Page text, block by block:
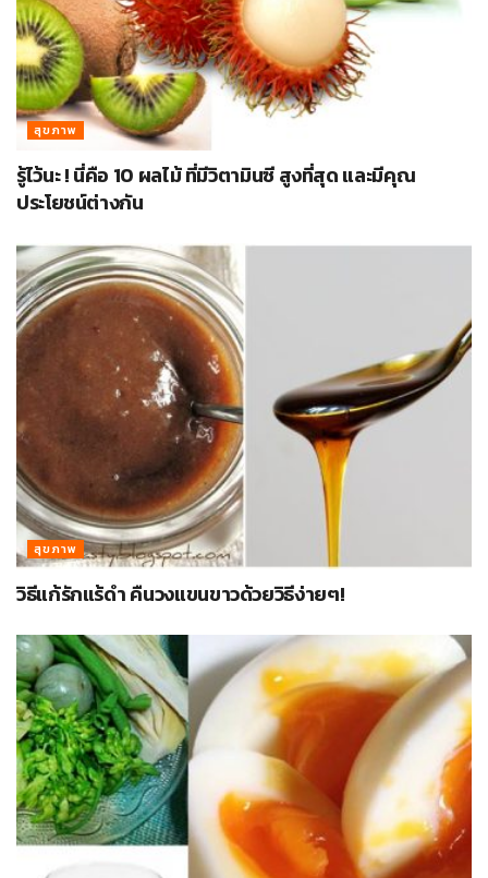
สุขภาพ
รู้ไว้นะ ! นี่คือ 10 ผลไม้ ที่มีวิตามินซี สูงที่สุด และมีคุณ
ประโยชน์ต่างกัน
สุขภาพ
วิธีแก้รักแร้ดำ คืนวงแขนขาวด้วยวิธีง่ายๆ!